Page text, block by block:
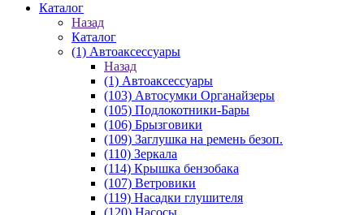
Каталог
Назад
Каталог
(1) Автоаксессуары
Назад
(1) Автоаксессуары
(103) Автосумки Органайзеры
(105) Подлокотники-Бары
(106) Брызговики
(109) Заглушка на ремень безоп.
(110) Зеркала
(114) Крышка бензобака
(107) Ветровики
(119) Насадки глушителя
(120) Насосы